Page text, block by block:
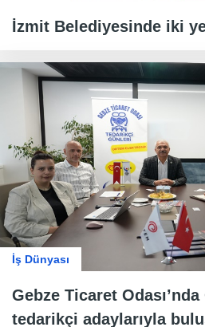
İzmit Belediyesinde iki
İş Dünyası
Gebze Ticaret
tedarikçi adaylarıyla